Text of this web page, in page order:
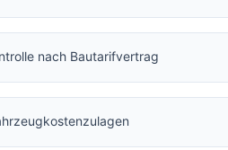
nach Bautarifvertrag